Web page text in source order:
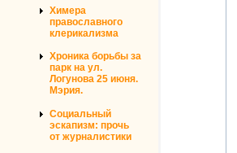
Химера
православного
клерикализма
Хроника борьбы за
парк на ул.
Логунова 25 июня.
Мэрия.
Социальный
эскапизм: прочь
от журналистики